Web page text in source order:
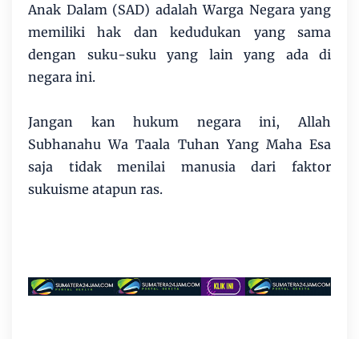
Anak Dalam (SAD) adalah Warga Negara yang
memiliki hak dan kedudukan yang sama
dengan suku-suku yang lain yang ada di
negara ini.
Jangan kan hukum negara ini, Allah
Subhanahu Wa Taala Tuhan Yang Maha Esa
saja tidak menilai manusia dari faktor
sukuisme atapun ras.